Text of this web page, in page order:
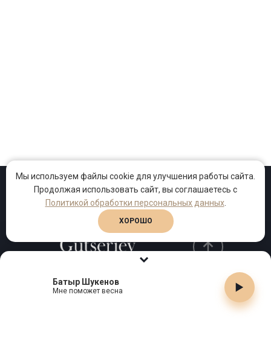
Батыр Шукенов
Мне поможет весна
Проекты Песни Клипы
Телефон:+7 (495) 909-99-40
Мы используем файлы cookie для улучшения работы сайта.
Продолжая использовать сайт, вы соглашаетесь с
Политикой обработки персональных данных.
ХОРОШО